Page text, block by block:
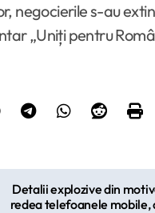
negocierile s-au
„Uniți pentru
Detalii explozive din
redea telefoanele